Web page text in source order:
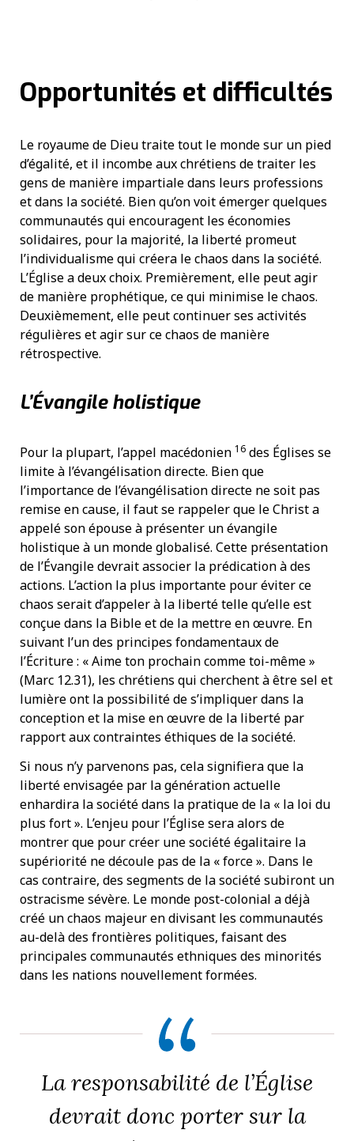
Opportunités et difficultés
Le royaume de Dieu traite tout le monde sur un pied
d’égalité, et il incombe aux chrétiens de traiter les
gens de manière impartiale dans leurs professions
et dans la société. Bien qu’on voit émerger quelques
communautés qui encouragent les économies
solidaires, pour la majorité, la liberté promeut
l’individualisme qui créera le chaos dans la société.
L’Église a deux choix. Premièrement, elle peut agir
de manière prophétique, ce qui minimise le chaos.
Deuxièmement, elle peut continuer ses activités
régulières et agir sur ce chaos de manière
rétrospective.
L’Évangile holistique
Pour la plupart, l’appel macédonien 16 des Églises se
limite à l’évangélisation directe. Bien que
l’importance de l’évangélisation directe ne soit pas
remise en cause, il faut se rappeler que le Christ a
appelé son épouse à présenter un évangile
holistique à un monde globalisé. Cette présentation
de l’Évangile devrait associer la prédication à des
actions. L’action la plus importante pour éviter ce
chaos serait d’appeler à la liberté telle qu’elle est
conçue dans la Bible et de la mettre en œuvre. En
suivant l’un des principes fondamentaux de
l’Écriture : « Aime ton prochain comme toi-même »
(Marc 12.31), les chrétiens qui cherchent à être sel et
lumière ont la possibilité de s’impliquer dans la
conception et la mise en œuvre de la liberté par
rapport aux contraintes éthiques de la société.
Si nous n’y parvenons pas, cela signifiera que la
liberté envisagée par la génération actuelle
enhardira la société dans la pratique de la « la loi du
plus fort ». L’enjeu pour l’Église sera alors de
montrer que pour créer une société égalitaire la
supériorité ne découle pas de la « force ». Dans le
cas contraire, des segments de la société subiront un
ostracisme sévère. Le monde post-colonial a déjà
créé un chaos majeur en divisant les communautés
au-delà des frontières politiques, faisant des
principales communautés ethniques des minorités
dans les nations nouvellement formées.
La responsabilité de l’Église
devrait donc porter sur la